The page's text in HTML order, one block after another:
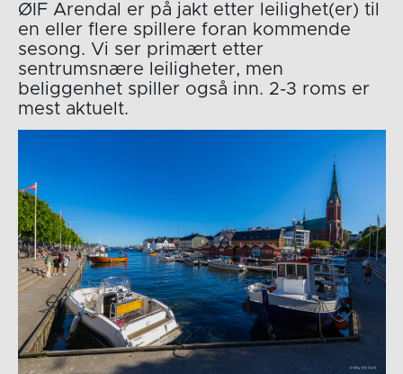
ØIF Arendal er på jakt etter leilighet(er) til
en eller flere spillere foran kommende
sesong. Vi ser primært etter
sentrumsnære leiligheter, men
beliggenhet spiller også inn. 2-3 roms er
mest aktuelt.